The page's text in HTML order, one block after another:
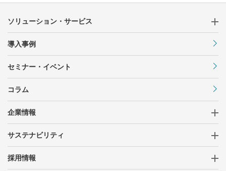
ソリューション・サービス
導入事例
セミナー・イベント
コラム
企業情報
サステナビリティ
採用情報